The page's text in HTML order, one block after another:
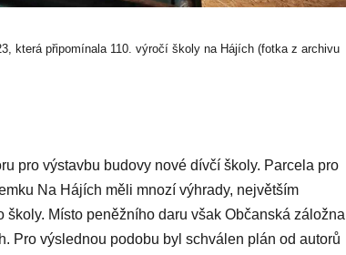
která připomínala 110. výročí školy na Hájích (fotka z archivu
pro výstavbu budovy nové dívčí školy. Parcela pro
Na Hájích měli mnozí výhrady, největším
Místo peněžního daru však Občanská záložna
Pro výslednou podobu byl schválen plán od autorů